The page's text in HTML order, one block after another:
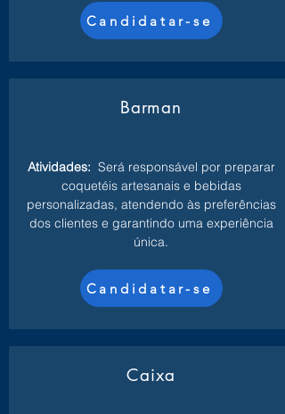
Candidatar-se
Barman
Atividades: Será responsável por preparar
coquetéis artesanais e bebidas
personalizadas, atendendo às preferências
dos clientes e garantindo uma experiência
única.
Candidatar-se
Caixa